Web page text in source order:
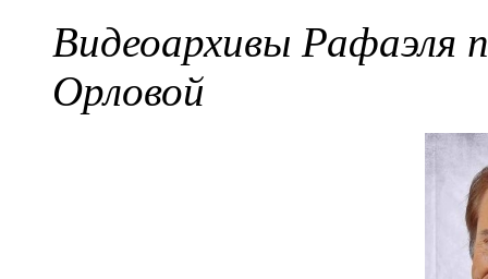
Видеоархивы Рафаэля
Орловой